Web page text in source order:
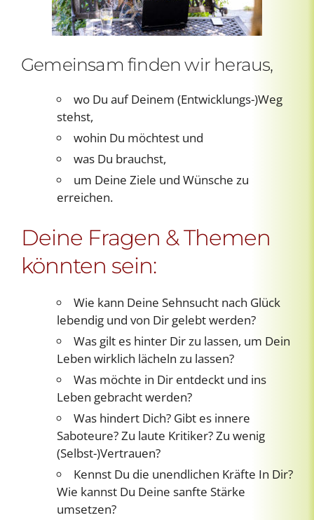
Gemeinsam finden wir heraus,
wo Du auf Deinem (Entwicklungs-)Weg
stehst,
wohin Du möchtest und
was Du brauchst,
um Deine Ziele und Wünsche zu
erreichen.
Deine Fragen & Themen
könnten sein:
Wie kann Deine Sehnsucht nach Glück
lebendig und von Dir gelebt werden?
Was gilt es hinter Dir zu lassen, um Dein
Leben wirklich lächeln zu lassen?
Was möchte in Dir entdeckt und ins
Leben gebracht werden?
Was hindert Dich? Gibt es innere
Saboteure? Zu laute Kritiker? Zu wenig
(Selbst-)Vertrauen?
Kennst Du die unendlichen Kräfte In Dir?
Wie kannst Du Deine sanfte Stärke
umsetzen?